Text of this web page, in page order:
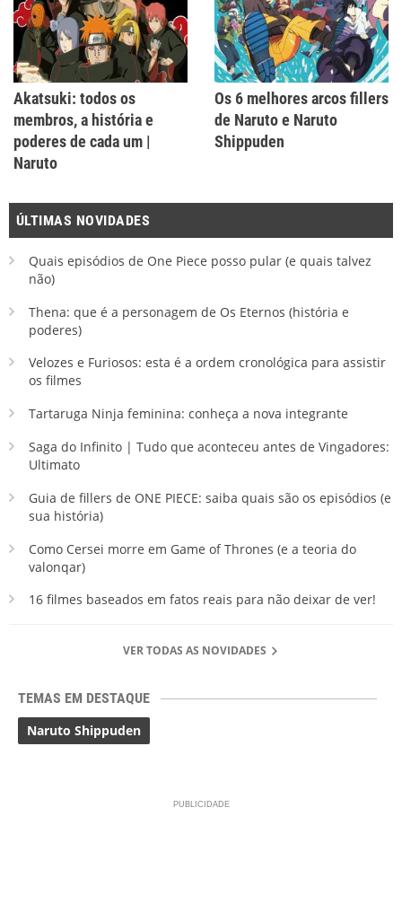
Akatsuki: todos os
membros, a história e
poderes de cada um |
Naruto
Os 6 melhores arcos fillers
de Naruto e Naruto
Shippuden
ÚLTIMAS NOVIDADES
Quais episódios de One Piece posso pular (e quais talvez
não)
Thena: que é a personagem de Os Eternos (história e
poderes)
Velozes e Furiosos: esta é a ordem cronológica para assistir
os filmes
Tartaruga Ninja feminina: conheça a nova integrante
Saga do Infinito | Tudo que aconteceu antes de Vingadores:
Ultimato
Guia de fillers de ONE PIECE: saiba quais são os episódios (e
sua história)
Como Cersei morre em Game of Thrones (e a teoria do
valonqar)
16 filmes baseados em fatos reais para não deixar de ver!
VER TODAS AS NOVIDADES
TEMAS EM DESTAQUE
Naruto Shippuden